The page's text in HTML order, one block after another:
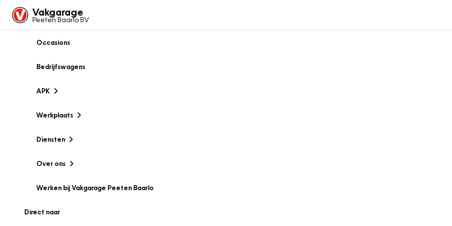
Vakgarage
Peeten Baarlo BV
Occasions
Bedrijfswagens
APK
Werkplaats
Diensten
Over ons
Werken bij Vakgarage Peeten Baarlo
Direct naar